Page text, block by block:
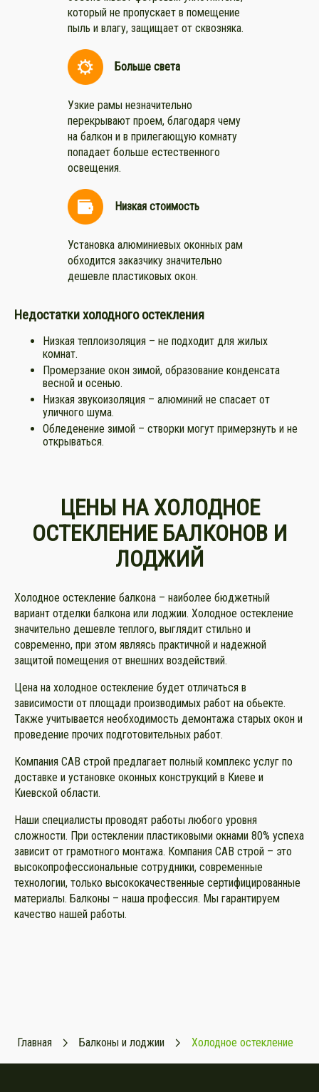
который не пропускает в помещение
пыль и влагу, защищает от сквозняка.
Больше света
Узкие рамы незначительно
перекрывают проем, благодаря чему
на балкон и в прилегающую комнату
попадает больше естественного
освещения.
Низкая стоимость
Установка алюминиевых оконных рам
обходится заказчику значительно
дешевле пластиковых окон.
Недостатки холодного остекления
Низкая теплоизоляция – не подходит для жилых
комнат.
Промерзание окон зимой, образование конденсата
весной и осенью.
Низкая звукоизоляция – алюминий не спасает от
уличного шума.
Обледенение зимой – створки могут примерзнуть и не
открываться.
ЦЕНЫ НА ХОЛОДНОЕ
ОСТЕКЛЕНИЕ БАЛКОНОВ И
ЛОДЖИЙ
Холодное остекление балкона – наиболее бюджетный
вариант отделки балкона или лоджии. Холодное остекление
значительно дешевле теплого, выглядит стильно и
современно, при этом являясь практичной и надежной
защитой помещения от внешних воздействий.
Цена на холодное остекление будет отличаться в
зависимости от площади производимых работ на обьекте.
Также учитывается необходимость демонтажа старых окон и
проведение прочих подготовительных работ.
Компания САВ строй предлагает полный комплекс услуг по
доставке и установке оконных конструкций в Киеве и
Киевской области.
Наши специалисты проводят работы любого уровня
сложности. При остеклении пластиковыми окнами 80% успеха
зависит от грамотного монтажа. Компания САВ строй – это
высокопрофессиональные сотрудники, современные
технологии, только высококачественные сертифицированные
материалы. Балконы – наша профессия. Мы гарантируем
качество нашей работы.
Главная Балконы и лоджии Холодное остекление